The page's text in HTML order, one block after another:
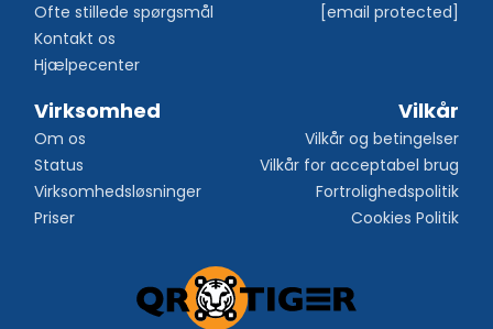
Ofte stillede spørgsmål
Kontakt os
Hjælpecenter
[email protected]
Virksomhed
Om os
Status
Virksomhedsløsninger
Priser
Vilkår
Vilkår og betingelser
Vilkår for acceptabel brug
Fortrolighedspolitik
Cookies Politik